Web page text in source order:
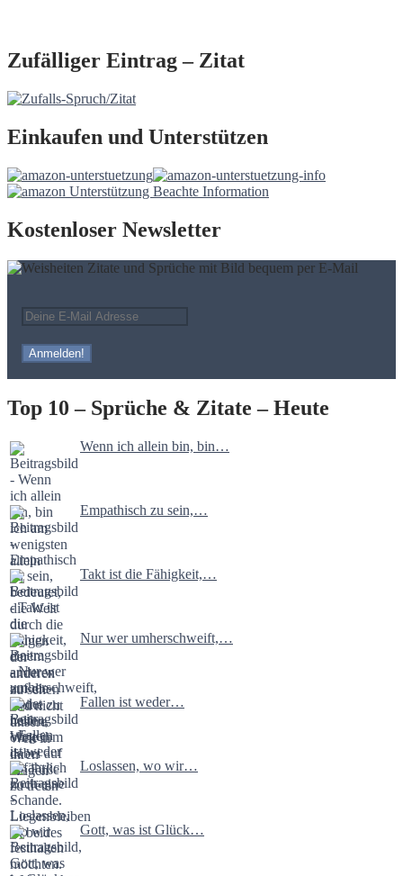
Zufälliger Eintrag – Zitat
Einkaufen und Unterstützen
Kostenloser Newsletter
Top 10 – Sprüche & Zitate – Heute
Wenn ich allein bin, bin…
Empathisch zu sein,…
Takt ist die Fähigkeit,…
Nur wer umherschweift,…
Fallen ist weder…
Loslassen, wo wir…
Gott, was ist Glück…